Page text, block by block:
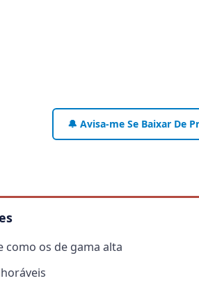
🔔 Avisa-me Se Baixar De
como os de gama alta